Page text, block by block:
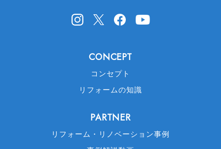
InstagramX(Twitter)facebook
CONCEPT
コンセプト
リフォームの知識
PARTNER
リフォーム・リノベーション事例